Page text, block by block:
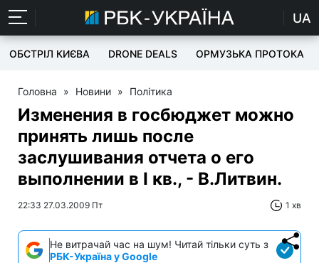
UA
ОБСТРІЛ КИЄВА DRONE DEALS ОРМУЗЬКА ПРОТОКА
Головна » Новини » Політика
Изменения в госбюджет можно
принять лишь после
заслушивания отчета о его
выполнении в I кв., - В.Литвин.
22:33 27.03.2009 Пт 1 хв
Не витрачай час на шум! Читай тільки суть з
РБК-Україна у Google